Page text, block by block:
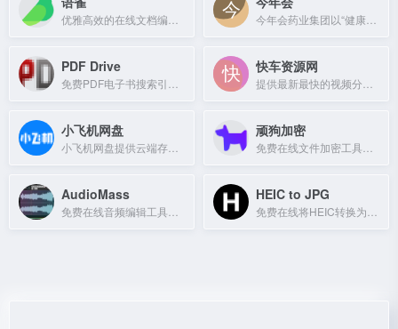
PDF Drive 快车资源网
小飞机网盘 顽狗加密
AudioMass HEIC to JPG